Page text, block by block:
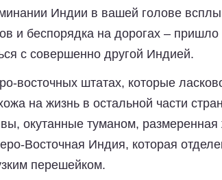
Индии в вашей голове
и беспорядка на дорогах – пришло
с совершенно другой Индией.
восточных штатах, которые
на жизнь в остальной части
окутанные туманом,
Восточная Индия, которая
перешейком.